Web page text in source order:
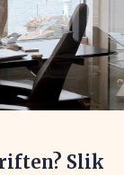
Slik